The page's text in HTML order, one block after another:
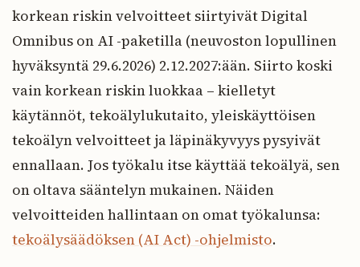
korkean riskin velvoitteet siirtyivät Digital
Omnibus on AI -paketilla (neuvoston lopullinen
hyväksyntä 29.6.2026) 2.12.2027:ään. Siirto koski
vain korkean riskin luokkaa – kielletyt
käytännöt, tekoälylukutaito, yleiskäyttöisen
tekoälyn velvoitteet ja läpinäkyvyys pysyivät
ennallaan. Jos työkalu itse käyttää tekoälyä, sen
on oltava sääntelyn mukainen. Näiden
velvoitteiden hallintaan on omat työkalunsa:
tekoälysäädöksen (AI Act) -ohjelmisto.